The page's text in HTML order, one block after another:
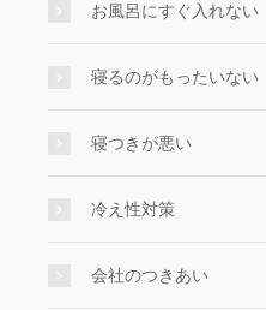
お風呂にすぐ入れない
寝るのがもったいない
寝つきが悪い
冷え性対策
会社のつきあい